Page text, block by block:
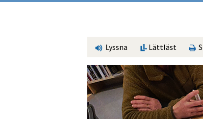
Lyssna Lättläst